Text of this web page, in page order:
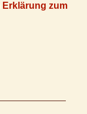
Erklärung zum